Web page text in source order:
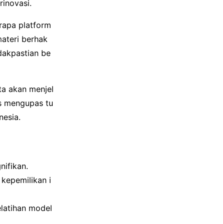
platform
berhak
be
akan menjel
mengupas tu
i
model